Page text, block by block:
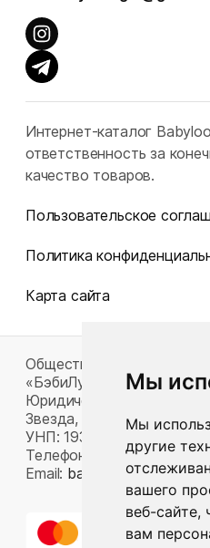
Мы
Мы
другие
вашего
веб-сайте,
вам
Интернет-каталог
ответственность за
качество товаров.
Пользовательское
Политика
Карта сайта
Общество с
«БэбиЛук»
Юридический адрес:
Звезда, д. 16, пом. 52
УНП: 193815124
Телефон:
+375 33 392 66
Email: